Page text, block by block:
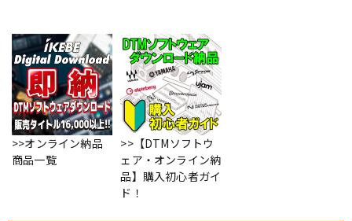
>>オンライン納品
商品一覧
>>【DTMソフトウ
ェア・オンライン納
品】購入初心者ガイ
ド！